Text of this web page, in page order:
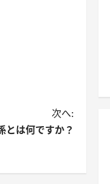
次へ:
とは何ですか？